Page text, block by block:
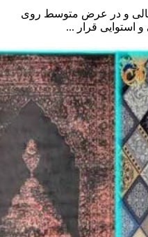
و در عرض متوسط روی
استوایی قرار ...